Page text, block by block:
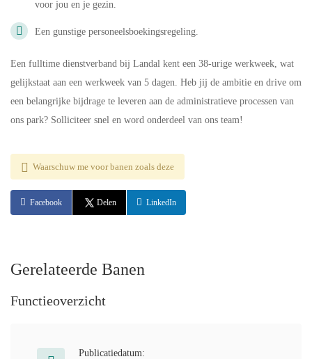
voor jou en je gezin.
Een gunstige personeelsboekingsregeling.
Een fulltime dienstverband bij Landal kent een 38-urige werkweek, wat
gelijkstaat aan een werkweek van 5 dagen. Heb jij de ambitie en drive om
een belangrijke bijdrage te leveren aan de administratieve processen van
ons park? Solliciteer snel en word onderdeel van ons team!
Waarschuw me voor banen zoals deze
Facebook Delen LinkedIn
Gerelateerde Banen
Functieoverzicht
Publicatiedatum: